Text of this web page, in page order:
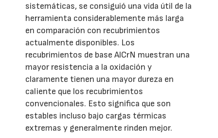
sistemáticas, se consiguió una vida útil de la
herramienta considerablemente más larga
en comparación con recubrimientos
actualmente disponibles. Los
recubrimientos de base AlCrN muestran una
mayor resistencia a la oxidación y
claramente tienen una mayor dureza en
caliente que los recubrimientos
convencionales. Esto significa que son
estables incluso bajo cargas térmicas
extremas y generalmente rinden mejor.